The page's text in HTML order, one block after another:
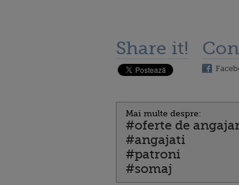
Share it!
Mai multe despre:
#oferte de
#angajati
#patroni
#somaj